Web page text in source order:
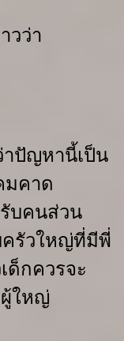
วว่า
ปัญหานี้เป็น
มคาด
บคนส่วน
รัวใหญ่ที่มีพี่
ด็กควรจะ
ผู้ใหญ่